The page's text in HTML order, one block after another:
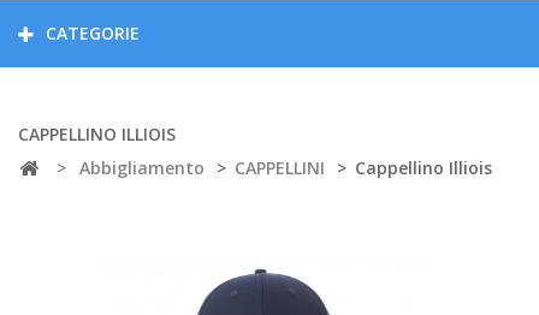
CATEGORIE
CAPPELLINO ILLIOIS
> Abbigliamento > CAPPELLINI > Cappellino Illiois